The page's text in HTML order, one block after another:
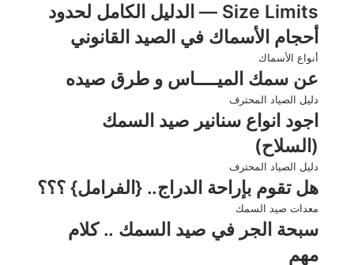
Size Limits — الدليل الكامل لحدود
أحجام الأسماك في الصيد القانوني
أنواع الأسماك
عن سمك الميــــاس و طرق صيده
دليل الصياد المحترف
اجود انواع سنانير صيد السمك
(السلاح)
دليل الصياد المحترف
هل تقوم بإراحة الدراج.. {الفرامل} ؟؟؟
معدات صيد السمك
سبحة الجر في صيد السمك .. كلام
مهم